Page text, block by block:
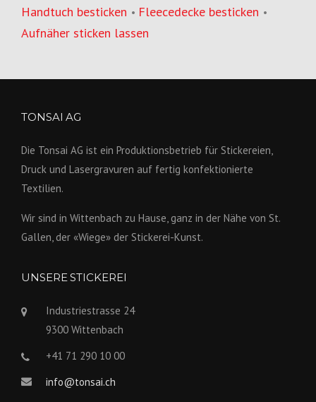
Handtuch besticken • Fleecedecke besticken •
Aufnäher sticken lassen
TONSAI AG
Die Tonsai AG ist ein Produktions­betrieb für Stickereien,
Druck und Lasergravuren auf fertig konfek­tionierte
Textilien.
Wir sind in Wittenbach zu Hause, ganz in der Nähe von St.
Gallen, der «Wiege» der Stickerei-Kunst.
UNSERE STICKEREI
Industriestrasse 24
9300 Wittenbach
+41 71 290 10 00
info@tonsai.ch